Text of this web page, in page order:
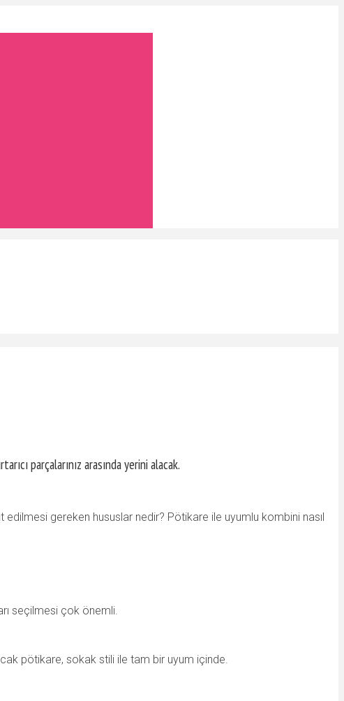
parçalarınız arasında yerini alacak.
edilmesi gereken hususlar nedir? Pötikare ile uyumlu kombini nasıl
seçilmesi çok önemli.
pötikare, sokak stili ile tam bir uyum içinde.